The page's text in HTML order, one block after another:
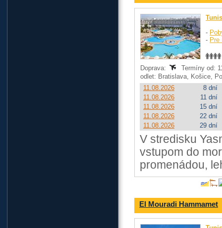
-
- Pre
Doprava:
Termíny od:
odlet: Bratislava, Košice,
11.08.2026
8 dní
11.08.2026
11 dní
11.08.2026
15 dní
11.08.2026
22 dní
11.08.2026
29 dní
V stredisku
vstupom do
promenádou,
El Mouradi Hammamet